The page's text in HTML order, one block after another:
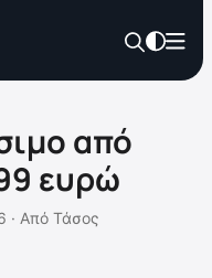
από
ευρώ
· Από Τάσος